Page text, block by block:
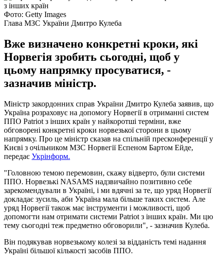
Фото: Getty Images
Глава МЗС України Дмитро Кулеба
Вже визначено конкретні кроки, які
Норвегія зробить сьогодні, щоб у
цьому напрямку просуватися, -
зазначив міністр.
Міністр закордонних справ України Дмитро Кулеба заявив, що
Україна розраховує на допомогу Норвегії в отриманні систем
ППО Patriot з інших країн у найкоротші терміни, вже
обговорені конкретні кроки норвезької сторони в цьому
напрямку. Про це міністр сказав на спільній пресконференції у
Києві з очільником МЗС Норвегії Еспеном Бартом Ейде,
передає Укрінформ.
"Головною темою перемовин, скажу відверто, були системи
ППО. Норвезькі NASAMS надзвичайно позитивно себе
зарекомендували в Україні, і ми вдячні за те, що уряд Норвегії
докладає зусиль, аби Україна мала більше таких систем. Але
уряд Норвегії також має інструменти і можливості, щоб
допомогти нам отримати системи Patriot з інших країн. Ми цю
тему сьогодні теж предметно обговорили", - зазначив Кулеба.
Він подякував норвезькому колезі за відданість темі надання
Україні більшої кількості засобів ППО.